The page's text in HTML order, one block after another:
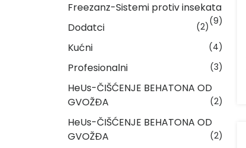
Freezanz-Sistemi protiv insekata
(9)
Dodatci (2)
Kućni (4)
Profesionalni (3)
HeUs-ČIŠĆENJE BEHATONA OD
GVOŽĐA
(2)
HeUs-ČIŠĆENJE BEHATONA OD
GVOŽĐA
(2)